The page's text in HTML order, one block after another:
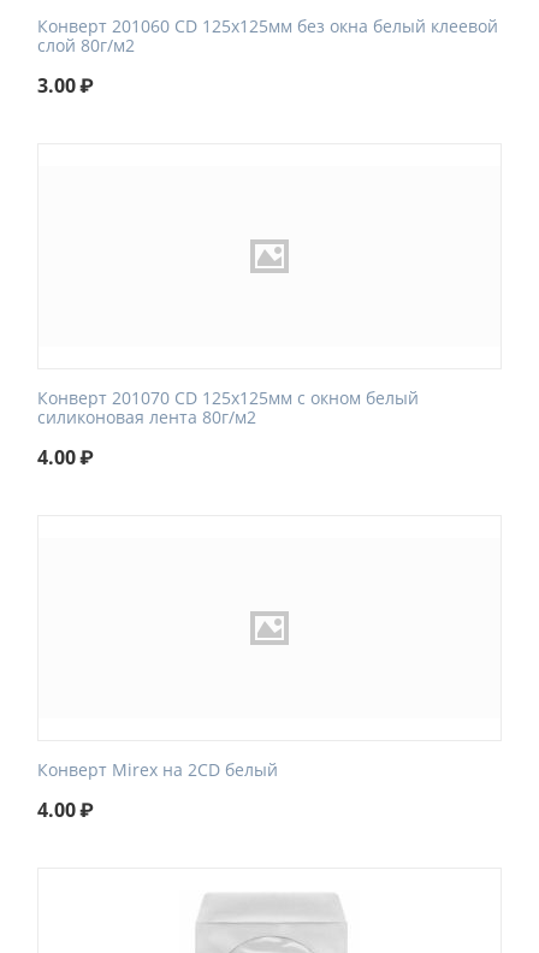
Конверт 201060 CD 125x125мм без окна белый клеевой
слой 80г/м2
3.00₽
Конверт 201070 CD 125x125мм с окном белый
силиконовая лента 80г/м2
4.00₽
Конверт Mirex на 2CD белый
4.00₽